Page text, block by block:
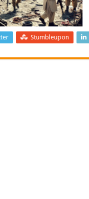
Stumbleupon